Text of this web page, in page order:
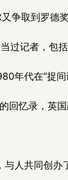
争取到罗德
记者，包括
年代在“捉
回忆录，英
人共同创